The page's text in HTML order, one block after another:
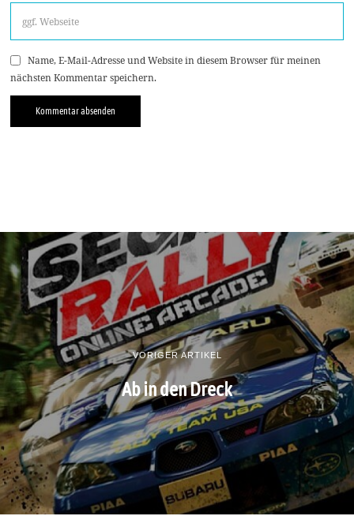
Name, E-Mail-Adresse und Website in diesem Browser für meinen
nächsten Kommentar speichern.
VORIGER ARTIKEL
Ab in den Dreck